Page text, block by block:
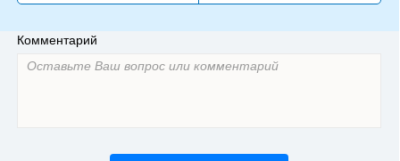
Комментарий